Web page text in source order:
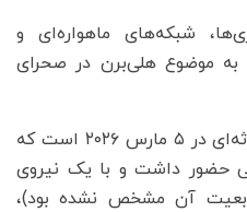
شبکه‌های ماهواره‌ای و
موضوع هلی‌برن در صحرای
وی افزود: موضوع مربوط به حادثه‌ای در ۵ مارس ۲۰۲۶ است که
حضور داشت و با یک نیروی
آن مشخص نشده بود)،